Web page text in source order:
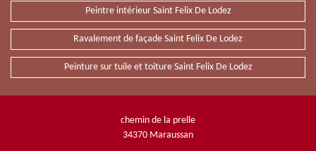
Peintre intérieur Saint Felix De Lodez
Ravalement de façade Saint Felix De Lodez
Peinture sur tuile et toiture Saint Felix De Lodez
chemin de la prelle
34370 Maraussan